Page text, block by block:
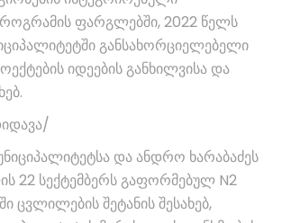
ფარგლებში, 2022 წელს
განსახორციელებელი
იდეების განხილვისა და
და ანდრო ხარაბაძეს
22 სექტემბერს გაფორმებულ N2
ცვლილების შეტანის შესახებ,